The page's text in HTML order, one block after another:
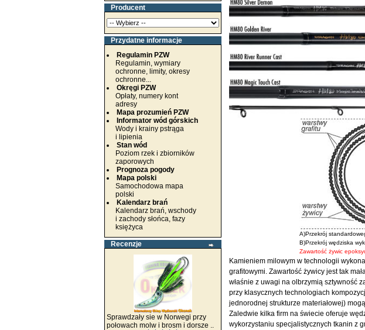
Producent
Przydatne informacje
Regulamin PZW
Regulamin, wymiary
ochronne, limity, okresy
ochronne...
Okręgi PZW
Opłaty, numery kont
adresy
Mapa prozumień PZW
Informator wód górskich
Wody i krainy pstrąga
i lipienia
Stan wód
Poziom rzek i zbiorników
zaporowych
Prognoza pogody
Mapa polski
Samochodowa mapa
polski
Kalendarz brań
Kalendarz brań, wschody
i zachody słońca, fazy
księżyca
Recenzje
Sprawdzały sie w Norwegi przy
połowach molw i brosm i dorsze ..
A)Przekrój
B)Przekrój wędziska
Zawartość żywic
Kamieniem milowym w technologii
grafitowymi. Zawartość żywicy jest tak
właśnie z uwagi na olbrzymią sztywność
przy klasycznych technologiach
jednorodnej strukturze materiałowej)
Zaledwie kilka firm na świecie oferuje
wykorzystaniu specjalistycznych tkanin z